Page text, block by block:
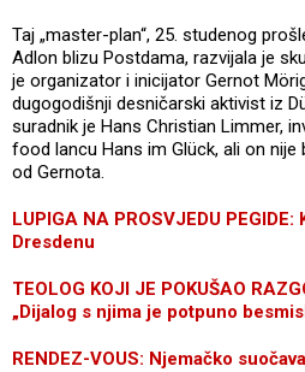
Taj „master-plan“, 25. studenog
Adlon blizu Postdama, razvijala je
je organizator i inicijator Gernot
dugogodišnji desničarski aktivist iz
suradnik je Hans Christian Limmer,
food lancu Hans im Glück, ali on
od Gernota.
LUPIGA NA PROSVJEDU
Dresdenu
TEOLOG KOJI JE POKUŠAO
„Dijalog s njima je potpuno
RENDEZ-VOUS: Njemačko